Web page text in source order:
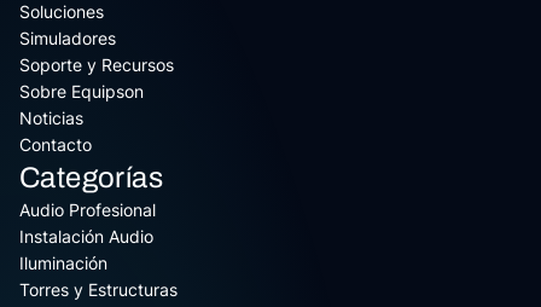
Soluciones
Simuladores
Soporte y Recursos
Sobre Equipson
Noticias
Contacto
Categorías
Audio Profesional
Instalación Audio
Iluminación
Torres y Estructuras